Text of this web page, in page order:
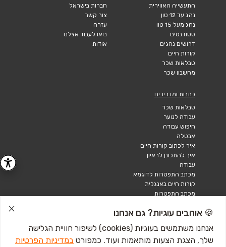
התעשייה האווירית
נהג עד 12 טון
נהג מעל 15 טון
סטודנטים
דרושים נהגים
קורות חיים
טבלאות שכר
מחשבון שכר
חברות בישראל
צור קשר
עזרה
בואו לעבוד אצלנו
אודות
כתבות ומדריכים
טבלאות שכר
עבודה לנוער
חיפוש עבודה
אבטלה
איך לכתוב קורות חיים
איך להתכונן לראיון
עבודה
מכתב התפטרות לדוגמא
קורות חיים באנגלית
מכתב התפטרות
🍪 אוהבים עוגיות? גם אנחנו
אנחנו משתמשים בעוגיות (cookies) לשיפור חוויית הגלישה
שלך, הצגת הצעות מותאמות ועוד. כמפורט במדיניות הפרטיות